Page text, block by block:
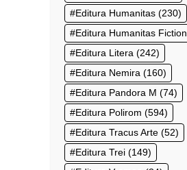
Editura Humanitas (230)
Editura Humanitas Fiction
Editura Litera (242)
Editura Nemira (160)
Editura Pandora M (74)
Editura Polirom (594)
Editura Tracus Arte (52)
Editura Trei (149)